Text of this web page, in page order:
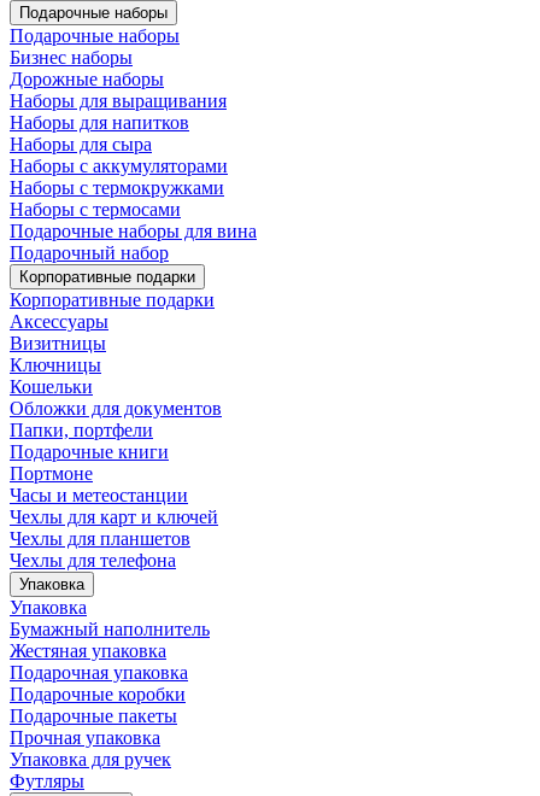
Подарочные наборы
Подарочные наборы
Бизнес наборы
Дорожные наборы
Наборы для выращивания
Наборы для напитков
Наборы для сыра
Наборы с аккумуляторами
Наборы с термокружками
Наборы с термосами
Подарочные наборы для вина
Подарочный набор
Корпоративные подарки
Корпоративные подарки
Аксессуары
Визитницы
Ключницы
Кошельки
Обложки для документов
Папки, портфели
Подарочные книги
Портмоне
Часы и метеостанции
Чехлы для карт и ключей
Чехлы для планшетов
Чехлы для телефона
Упаковка
Упаковка
Бумажный наполнитель
Жестяная упаковка
Подарочная упаковка
Подарочные коробки
Подарочные пакеты
Прочная упаковка
Упаковка для ручек
Футляры